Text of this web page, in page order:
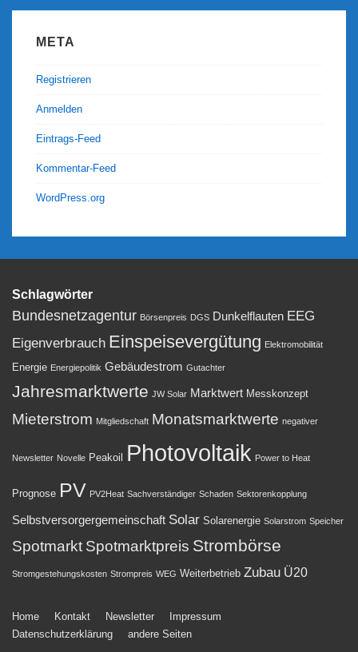
META
Registrieren
Anmelden
Eintrags-Feed
Kommentar-Feed
WordPress.org
Schlagwörter
Bundesnetzagentur Börsenpreis DGS Dunkelflauten EEG
Eigenverbrauch Einspeisevergütung Elektromobilität
Energie Energiepolitik Gebäudestrom Gutachter
Jahresmarktwerte JW Solar Marktwert Messkonzept
Mieterstrom Mitgliedschaft Monatsmarktwerte negativer
Newsletter Novelle Peakoil Photovoltaik Power to Heat
Prognose PV PV2Heat Sachverständiger Schaden Sektorenkopplung
Selbstversorgergemeinschaft Solar Solarenergie Solarstrom Speicher
Spotmarkt Spotmarktpreis Strombörse
Stromgestehungskosten Strompreis WEG Weiterbetrieb Zubau Ü20
Footer-
Menü
Home Kontakt Newsletter
Impressum
Datenschutzerklärung
andere Seiten